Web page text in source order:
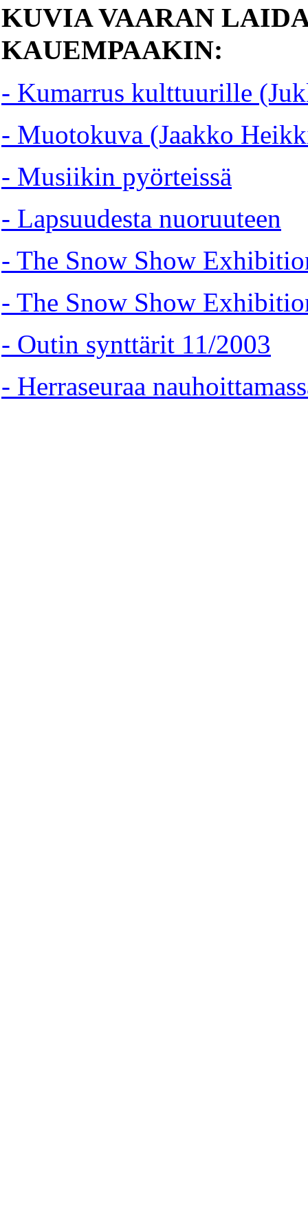
KUVIA VAARAN
KAUEMPAAKIN:
- Kumarrus kulttuurille
- Muotokuva (Jaakko
- Musiikin pyörteissä
- Lapsuudesta nuoruuteen
- The Snow Show
- The Snow Show
- Outin synttärit 11/2003
- Herraseuraa